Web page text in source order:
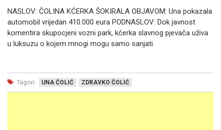
NASLOV: ČOLINA KĆERKA ŠOKIRALA OBJAVOM: Una pokazala
automobil vrijedan 410.000 eura PODNASLOV: Dok javnost
komentira skupocjeni vozni park, kćerka slavnog pjevača uživa
u luksuzu o kojem mnogi mogu samo sanjati.
Tagovi: UNA ČOLIĆ ZDRAVKO ČOLIĆ